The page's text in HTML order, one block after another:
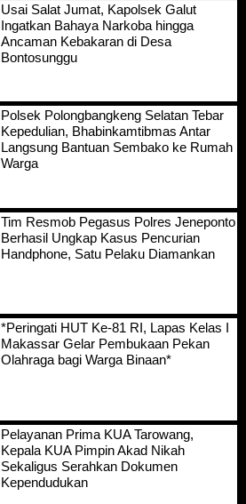
Usai Salat Jumat, Kapolsek Galut
Ingatkan Bahaya Narkoba hingga
Ancaman Kebakaran di Desa
Bontosunggu
Polsek Polongbangkeng Selatan Tebar
Kepedulian, Bhabinkamtibmas Antar
Langsung Bantuan Sembako ke Rumah
Warga
Tim Resmob Pegasus Polres Jeneponto
Berhasil Ungkap Kasus Pencurian
Handphone, Satu Pelaku Diamankan
*Peringati HUT Ke-81 RI, Lapas Kelas I
Makassar Gelar Pembukaan Pekan
Olahraga bagi Warga Binaan*
Pelayanan Prima KUA Tarowang,
Kepala KUA Pimpin Akad Nikah
Sekaligus Serahkan Dokumen
Kependudukan